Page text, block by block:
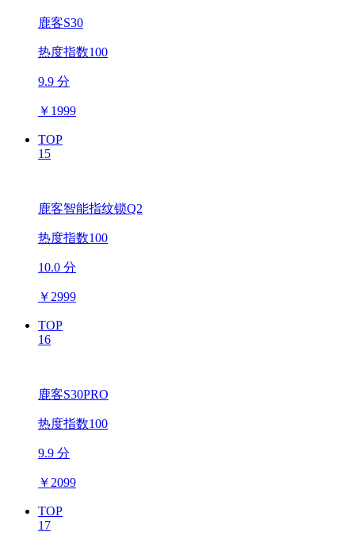
鹿客S30
热度指数100
9.9 分
￥ 1999
TOP
15
鹿客智能指纹锁Q2
热度指数100
10.0 分
￥ 2999
TOP
16
鹿客S30PRO
热度指数100
9.9 分
￥ 2099
TOP
17